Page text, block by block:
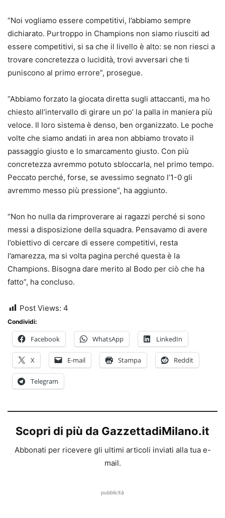
“Noi vogliamo essere competitivi, l’abbiamo sempre
dichiarato. Purtroppo in Champions non siamo riusciti ad
essere competitivi, si sa che il livello è alto: se non riesci a
trovare concretezza o lucidità, trovi avversari che ti
puniscono al primo errore”, prosegue.
“Abbiamo forzato la giocata diretta sugli attaccanti, ma ho
chiesto all’intervallo di girare un po’ la palla in maniera più
veloce. Il loro sistema è denso, ben organizzato. Le poche
volte che siamo andati in area non abbiamo trovato il
passaggio giusto e lo smarcamento giusto. Con più
concretezza avremmo potuto sbloccarla, nel primo tempo.
Peccato perché, forse, se avessimo segnato l’1-0 gli
avremmo messo più pressione”, ha aggiunto.
“Non ho nulla da rimproverare ai ragazzi perché si sono
messi a disposizione della squadra. Pensavamo di avere
l’obiettivo di cercare di essere competitivi, resta
l’amarezza, ma si volta pagina perché questa è la
Champions. Bisogna dare merito al Bodo per ciò che ha
fatto”, ha concluso.
Post Views: 4
Condividi:
Facebook WhatsApp LinkedIn
X E-mail Stampa Reddit
Telegram
Scopri di più da GazzettadiMilano.it
Abbonati per ricevere gli ultimi articoli inviati alla tua e-
mail.
pubblicità